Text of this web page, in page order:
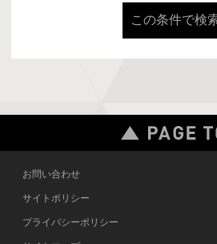
この条件で検
お問い合わせ
サイトポリシー
プライバシーポリシー